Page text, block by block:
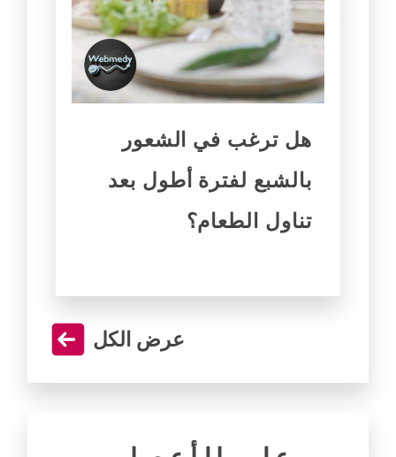
هل ترغب في الشعور
بالشبع لفترة أطول بعد
تناول الطعام؟
عرض الكل